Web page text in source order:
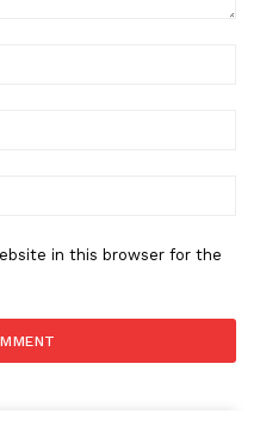
in this browser for the